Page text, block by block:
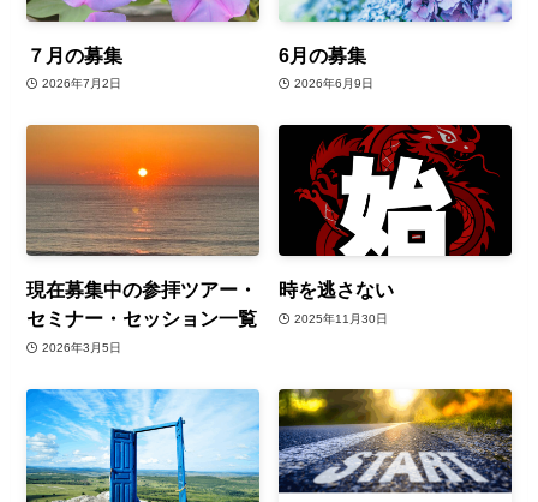
７月の募集
2026年7月2日
6月の募集
2026年6月9日
現在募集中の参拝ツアー・
セミナー・セッション一覧
2026年3月5日
時を逃さない
2025年11月30日